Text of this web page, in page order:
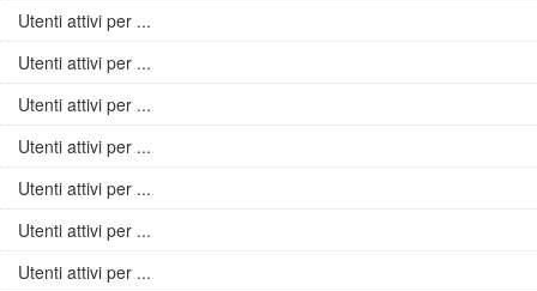
Utenti attivi per ...
Utenti attivi per ...
Utenti attivi per ...
Utenti attivi per ...
Utenti attivi per ...
Utenti attivi per ...
Utenti attivi per ...